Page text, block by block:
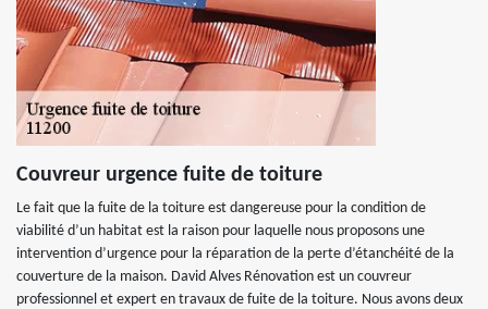
Couvreur urgence fuite de toiture
Le fait que la fuite de la toiture est dangereuse pour la condition de
viabilité d’un habitat est la raison pour laquelle nous proposons une
intervention d’urgence pour la réparation de la perte d’étanchéité de la
couverture de la maison. David Alves Rénovation est un couvreur
professionnel et expert en travaux de fuite de la toiture. Nous avons deux